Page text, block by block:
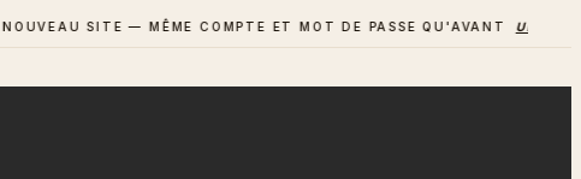
SITE — MÊME COMPTE ET MOT DE PASSE QU'AVANT UN AVIS ?